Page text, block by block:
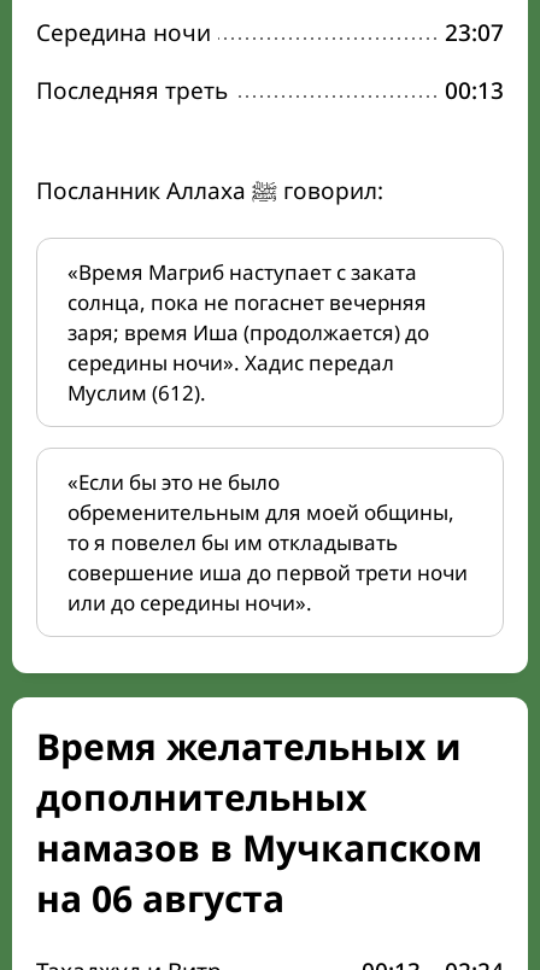
Середина ночи
23:07
Последняя треть
00:13
Посланник Аллаха ﷺ говорил:
«Время Магриб наступает с заката
солнца, пока не погаснет вечерняя
заря; время Иша (продолжается) до
середины ночи». Хадис передал
Муслим (612).
«Если бы это не было
обременительным для моей общины,
то я повелел бы им откладывать
совершение иша до первой трети ночи
или до середины ночи».
Время желательных и
дополнительных
намазов в Мучкапском
на 06 августа